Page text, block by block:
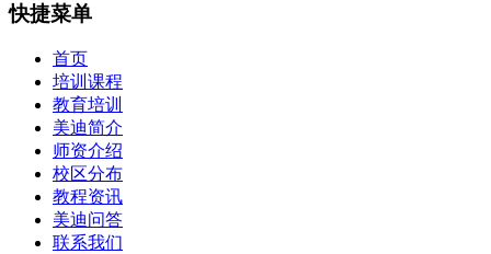
快捷菜单
首页
培训课程
教育培训
美迪简介
师资介绍
校区分布
教程资讯
美迪问答
联系我们